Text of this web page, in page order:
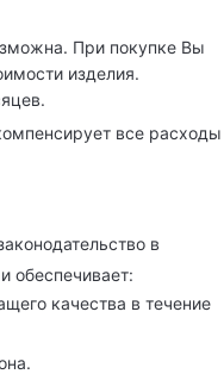
При покупке Вы
изделия.
все расходы
в
обеспечивает:
качества в течение